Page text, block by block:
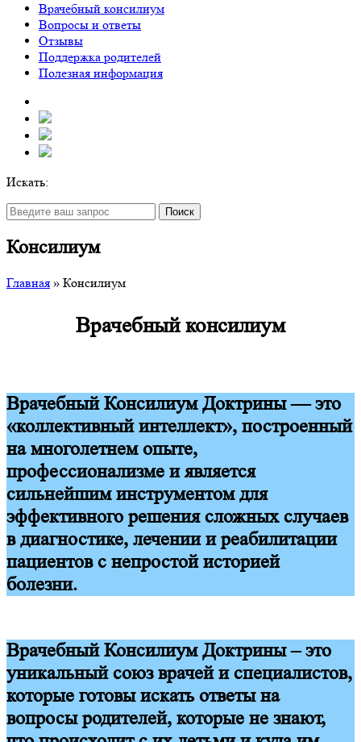
Врачебный консилиум
Вопросы и ответы
Отзывы
Поддержка родителей
Полезная информация
Искать:
Поиск
Консилиум
Главная » Консилиум
Врачебный консилиум
Врачебный Консилиум Доктрины — это
«коллективный интеллект», построенный
на многолетнем опыте,
профессионализме и является
сильнейшим инструментом для
эффективного решения сложных случаев
в диагностике, лечении и реабилитации
пациентов с непростой историей
болезни.
Врачебный Консилиум Доктрины – это
уникальный союз врачей и специалистов,
которые готовы искать ответы на
вопросы родителей, которые не знают,